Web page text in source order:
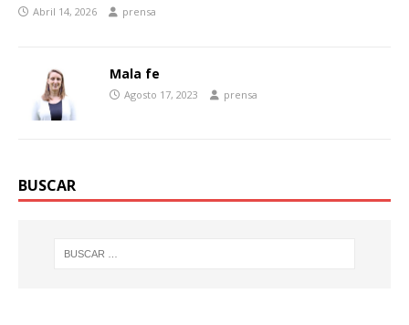
Abril 14, 2026 prensa
Mala fe
Agosto 17, 2023 prensa
BUSCAR